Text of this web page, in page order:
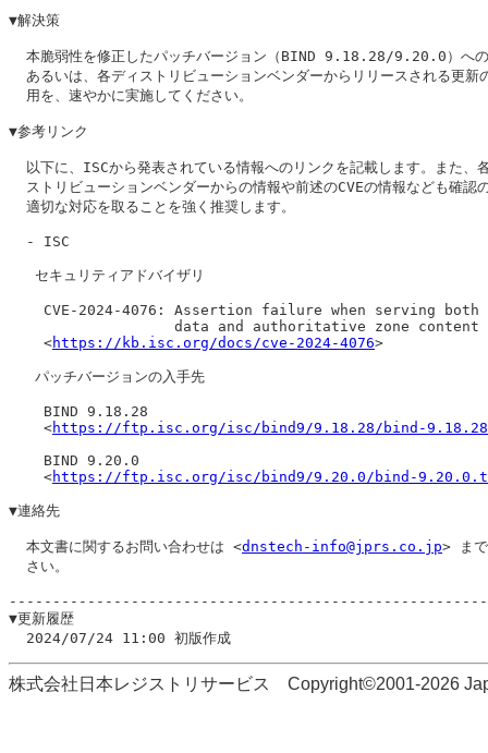
▼解決策
本脆弱性を修正したパッチバージョン（BIND 9.18.28/9.20.0）へ
あるいは、各ディストリビューションベンダーからリリースされる更新
  用を、速やかに実施してください。
▼参考リンク
以下に、ISCから発表されている情報へのリンクを記載します。また、
ストリビューションベンダーからの情報や前述のCVEの情報なども確認
  適切な対応を取ることを強く推奨します。
  - ISC
   セキュリティアドバイザリ
CVE-2024-4076: Assertion failure when serving both
                   data and authoritative zone content
    <
https://kb.isc.org/docs/cve-2024-4076>
   パッチバージョンの入手先
    BIND 9.18.28
    <
https://ftp.isc.org/isc/bind9/9.18.28/bind-
    BIND 9.20.0
    <
https://ftp.isc.org/isc/bind9/9.20.0/bind-
▼連絡先
  本文書に関するお問い合わせは <
dnstech-info@jprs.co.jp> まで
  さい。
▼更新履歴
株式会社日本レジストリサービス Copyright©2001-2026